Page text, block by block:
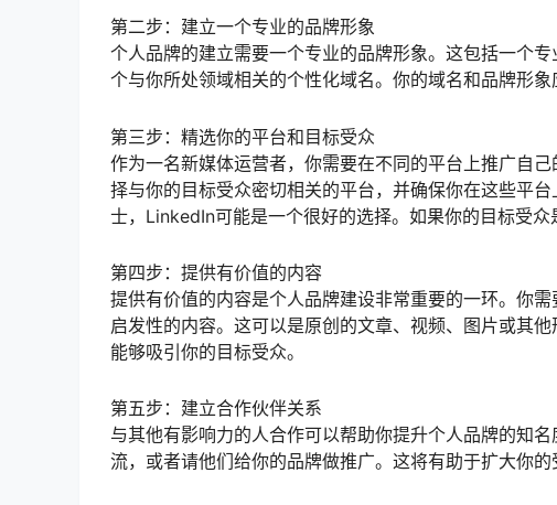
第二步：建立一个专业的品牌形象
个人品牌的建立需要一个专业的品牌形象。这包括一个
个与你所处领域相关的个性化域名。你的域名和品牌形
第三步：精选你的平台和目标受众
作为一名新媒体运营者，你需要在不同的平台上推广自
择与你的目标受众密切相关的平台，并确保你在这些平
士，LinkedIn可能是一个很好的选择。如果你的目标受众
第四步：提供有价值的内容
提供有价值的内容是个人品牌建设非常重要的一环。你
启发性的内容。这可以是原创的文章、视频、图片或其
能够吸引你的目标受众。
第五步：建立合作伙伴关系
与其他有影响力的人合作可以帮助你提升个人品牌的知
流，或者请他们给你的品牌做推广。这将有助于扩大你的